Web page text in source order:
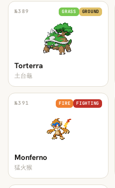
№389 GRASS GROUND
Torterra
土台龜
№391 FIRE FIGHTING
Monferno
猛火猴